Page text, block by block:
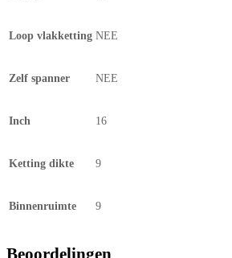
Loop vlakketting NEE
Zelf spanner NEE
Inch 16
Ketting dikte 9
Binnenruimte 9
Beoordelingen